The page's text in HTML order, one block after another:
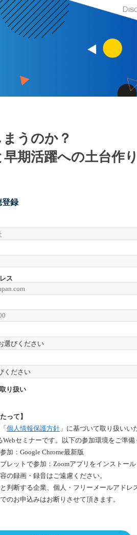
うのか？
期活躍への土台作り
登録
ス
り扱い
って】
個人情報保護方針 」に基づいて取り扱いい
セミナーです。以下の参加環境をご準備
加：Google Chrome最新版
レットで参加：Zoomアプリをインストール
の録画・録音はご遠慮ください。
判断する企業、個人・フリーメールアドレ
のお申込みはお断りさせて頂きます。